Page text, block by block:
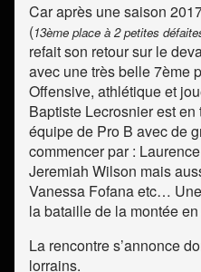
Car après une saison
(13ème place à 2 petites
refait son retour sur le
avec une très belle 7ème
Offensive, athlétique et
Baptiste Lecrosnier est
équipe de Pro B avec de
commencer par :
Jeremiah Wilson mais
Vanessa Fofana etc…
la bataille de la montée
La rencontre s’annonce
lorrains.